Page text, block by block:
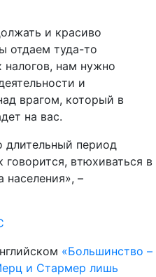
и красиво
отдаем туда-то
нам нужно
и
врагом, который в
на вас.
длительный период
говорится, втюхиваться в
населения», –
«Большинство –
и Стармер лишь